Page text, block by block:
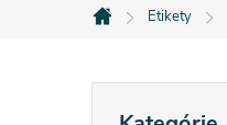
Domov
Etikety